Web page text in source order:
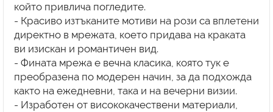
който привлича погледите.
- Красиво изтъканите мотиви на рози са вплетени
директно в мрежата, което придава на краката
ви изискан и романтичен вид.
- Фината мрежа е вечна класика, която тук е
преобразена по модерен начин, за да подхожда
както на ежедневни, така и на вечерни визии.
- Изработен от висококачествени материали,